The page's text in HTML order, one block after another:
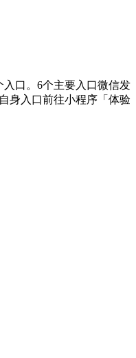
口。6个主要入口微信发
身入口前往小程序「体验